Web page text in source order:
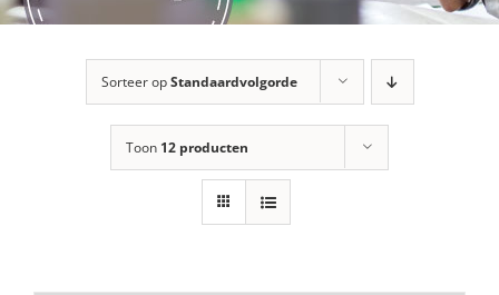
Sorteer opStandaardvolgorde
Toon 12 producten